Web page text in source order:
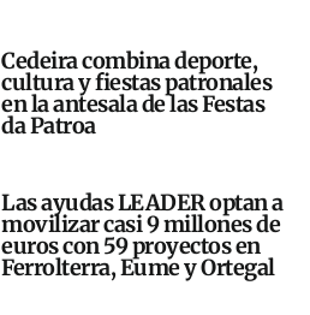
Cedeira combina deporte,
cultura y fiestas patronales
en la antesala de las Festas
da Patroa
Las ayudas LEADER optan a
movilizar casi 9 millones de
euros con 59 proyectos en
Ferrolterra, Eume y Ortegal